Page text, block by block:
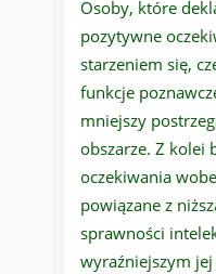
Osoby, które
pozytywne
starzeniem się,
funkcje
mniejszy
obszarze. Z kolei
oczekiwania
powiązane z
sprawności
wyraźniejszym